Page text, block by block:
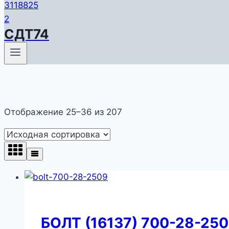
СДТ74
Отображение 25–36 из 207
БОЛТ (16137) 700-28-